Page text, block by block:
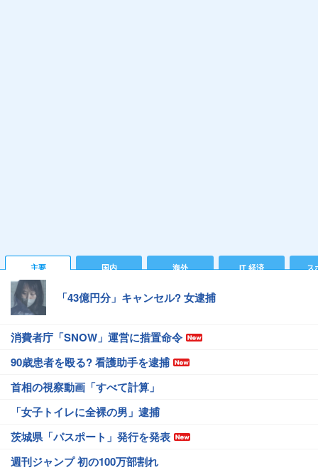
主要 国内 海外 IT 経済 ス
「43億円分」キャンセル? 女逮捕
消費者庁「SNOW」運営に措置命令
90歳患者を殴る? 看護助手を逮捕
首相の視察動画「すべて計算」
「女子トイレに全裸の男」逮捕
茨城県「パスポート」発行を発表
週刊ジャンプ 初の100万部割れ